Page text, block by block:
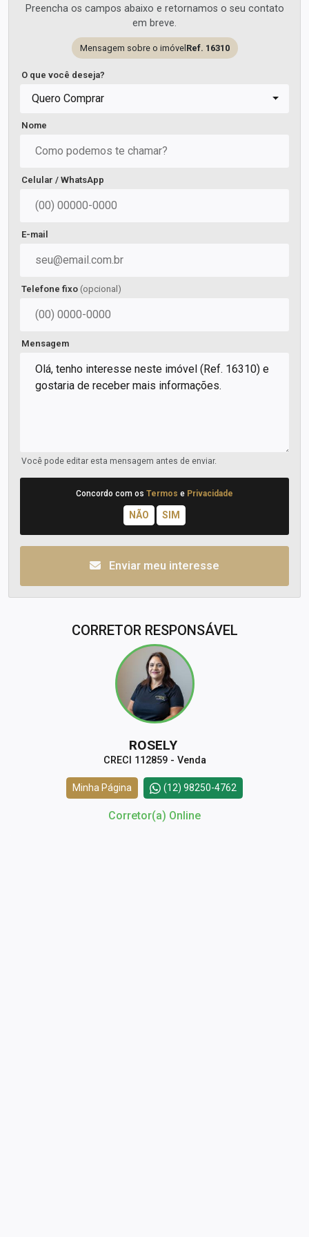
Preencha os campos abaixo e retornamos o seu contato
em breve.
Mensagem sobre o imóvel Ref. 16310
O que você deseja?
Quero Comprar
Nome
Celular / WhatsApp
E-mail
Telefone fixo (opcional)
Mensagem
Você pode editar esta mensagem antes de enviar.
Concordo com os Termos e Privacidade
Enviar meu interesse
CORRETOR RESPONSÁVEL
ROSELY
CRECI 112859 - Venda
Minha Página (12) 98250-4762
Corretor(a) Online